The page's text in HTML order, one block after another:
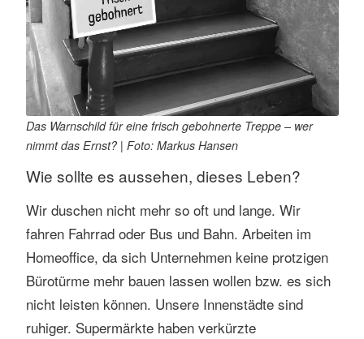
Das Warnschild für eine frisch gebohnerte Treppe – wer
nimmt das Ernst? | Foto: Markus Hansen
Wie sollte es aussehen, dieses Leben?
Wir duschen nicht mehr so oft und lange. Wir
fahren Fahrrad oder Bus und Bahn. Arbeiten im
Homeoffice, da sich Unternehmen keine protzigen
Bürotürme mehr bauen lassen wollen bzw. es sich
nicht leisten können. Unsere Innenstädte sind
ruhiger. Supermärkte haben verkürzte